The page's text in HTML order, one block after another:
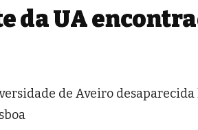
da UA
de Aveiro